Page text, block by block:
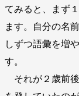
てみると、まず
ます。自分の名
しずつ語彙を増
す。
それが２歳前